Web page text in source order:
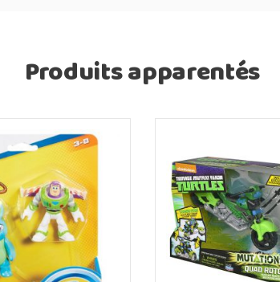
Produits apparentés